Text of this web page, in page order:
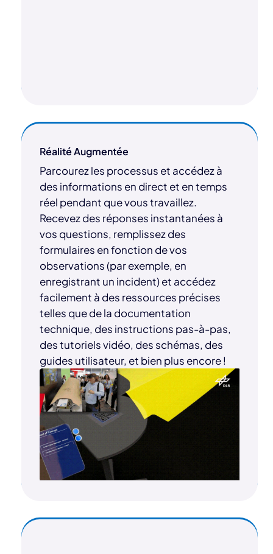
Réalité Augmentée
Parcourez les processus et accédez à
des informations en direct et en temps
réel pendant que vous travaillez.
Recevez des réponses instantanées à
vos questions, remplissez des
formulaires en fonction de vos
observations (par exemple, en
enregistrant un incident) et accédez
facilement à des ressources précises
telles que de la documentation
technique, des instructions pas-à-pas,
des tutoriels vidéo, des schémas, des
guides utilisateur, et bien plus encore !